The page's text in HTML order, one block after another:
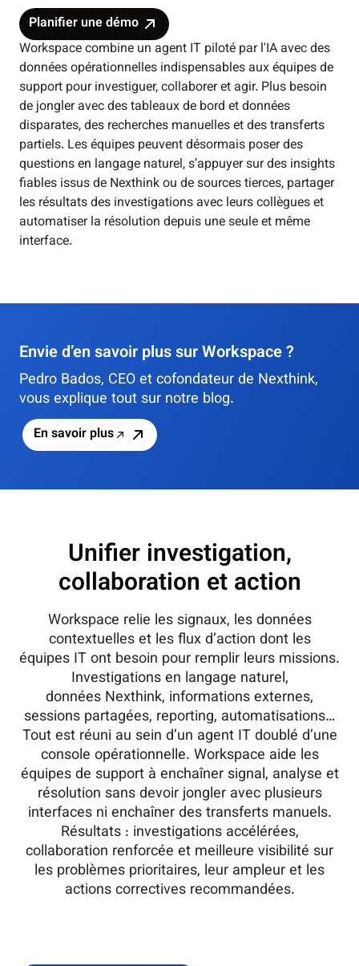
Planifier une démo
Workspace combine un agent IT piloté par l'IA avec des
données opérationnelles indispensables aux équipes de
support pour investiguer, collaborer et agir. Plus besoin
de jongler avec des tableaux de bord et données
disparates, des recherches manuelles et des transferts
partiels. Les équipes peuvent désormais poser des
questions en langage naturel, s’appuyer sur des insights
fiables issus de Nexthink ou de sources tierces, partager
les résultats des investigations avec leurs collègues et
automatiser la résolution depuis une seule et même
interface.
Envie d’en savoir plus sur Workspace ?
Pedro Bados, CEO et cofondateur de Nexthink,
vous explique tout sur notre blog.
En savoir plus
Unifier investigation,
collaboration et action
Workspace relie les signaux, les données
contextuelles et les flux d’action dont les
équipes IT ont besoin pour remplir leurs missions.
Investigations en langage naturel,
données Nexthink, informations externes,
sessions partagées, reporting, automatisations…
Tout est réuni au sein d’un agent IT doublé d’une
console opérationnelle. Workspace aide les
équipes de support à enchaîner signal, analyse et
résolution sans devoir jongler avec plusieurs
interfaces ni enchaîner des transferts manuels.
Résultats : investigations accélérées,
collaboration renforcée et meilleure visibilité sur
les problèmes prioritaires, leur ampleur et les
actions correctives recommandées.